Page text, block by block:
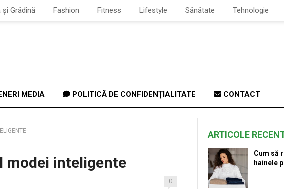
și Grădină Fashion Fitness Lifestyle Sănătate Tehnologie
MEDIA POLITICĂ DE CONFIDENȚIALITATE CONTACT
modei inteligente
0
ARTICOLE
Cum să
hainele